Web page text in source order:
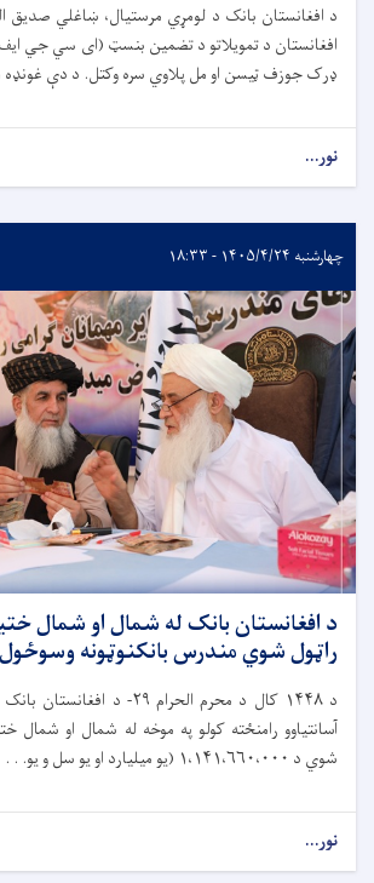
د افغانستان بانک د لومړي مرستیال، ښاغلي صدیق
افغانستان د تمویلاتو د تضمین بنسټ (ای سي جي
ډرک جوزف ټیسن او مل پلاوي سره وکتل. د دې غونډه
نور...
چهارشنبه ۱۴۰۵/۴/۲۴ - ۱۸:۳۳
د افغانستان بانک له شمال او شمال
راټول شوي مندرس بانکنوټونه وسوځول
د۱۴۴۸ کال د محرم الحرام ۲۹- د افغانستان
آسانتیاوو رامنځته کولو په موخه له شمال او شمال
شوي د ۱،۱۴۱،۶۶۰،۰۰۰ ( یو میلیارد او یو سل و یو. . .
نور...